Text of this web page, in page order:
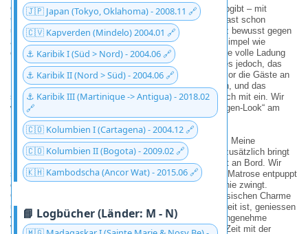
🇯🇵 Japan (Tokyo, Oklahoma) - 2008.11 🔗
🇨🇻 Kapverden (Mindelo) 2004.01 🔗
⚓ Karibik I (Süd > Nord) - 2004.06 🔗
⚓ Karibik II (Nord > Süd) - 2004.06 🔗
⚓ Karibik III (Martinique -> Antigua) - 2018.02
🔗
🇨🇴 Kolumbien I (Cartagena) - 2004.12 🔗
🇨🇴 Kolumbien II (Bogota) - 2009.02 🔗
🇰🇭 Kambodscha (Ancor Wat) - 2015.06 🔗
📘 Logbücher (Länder: M - N)
Obwohl der Strand hier ein echtesPostkartenmotiv
abgibt – mit
weissem Sand,sanft wiegenden Palmenund diesem fast schon
unwirklichtürkisfarbenen Wasser– haben wir uns ganz bewusst gegen
ausgiebige Landgänge entschieden. Der Grund ist so simpel wie
erfreulich: Wir erwarten bald Besuch und sparen uns die volle Ladung
Entdeckergeist lieber für Guadeloupe auf. Vorher galt es jedoch, das
Bootspflegeprogramm konsequent durchzuziehen. Bevor die Gäste an
Bord kommen, muss die „NatHape“ schliesslich blitzen, und das
schliesst den Bereich unter der Wasserlinie ausdrücklich mit ein. Wir
wollen ja schliesslich nicht mit einem ungepflegten „Algen-Look“ am
Rumpf zum Familienempfang aufkreuzen.
Die Vorfreude auf das bevorstehende Treffen ist gross: Meine
Schwester und ihr Mann werden zu uns stossen, und zusätzlich bringt
Nathalies Neffe eine ordentliche Portion Jugendflair mit an Bord. Wir
sind schon sehr gespannt, ob er sich als waschechter Matrose entpuppt
oder ob ihn die karibische Dünung erst einmal in die Knie zwingt.
Guadeloupe wartet jedenfalls schon mit seinem französischen Charme
und den markanten Basaltklippen auf uns. Bis es so weit ist, geniessen
wir die letzten ruhigen Stunden vor St. Kitts und das angenehme
Wissen, dass bald frischer Proviant und eine lebhafte Zeit mit der